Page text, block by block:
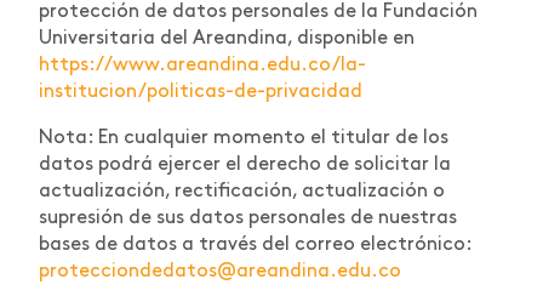
protección de datos personales de la Fundación
Universitaria del Areandina, disponible en
https://www.areandina.edu.co/la-
institucion/politicas-de-privacidad
Nota: En cualquier momento el titular de los
datos podrá ejercer el derecho de solicitar la
actualización, rectificación, actualización o
supresión de sus datos personales de nuestras
bases de datos a través del correo electrónico:
protecciondedatos@areandina.edu.co